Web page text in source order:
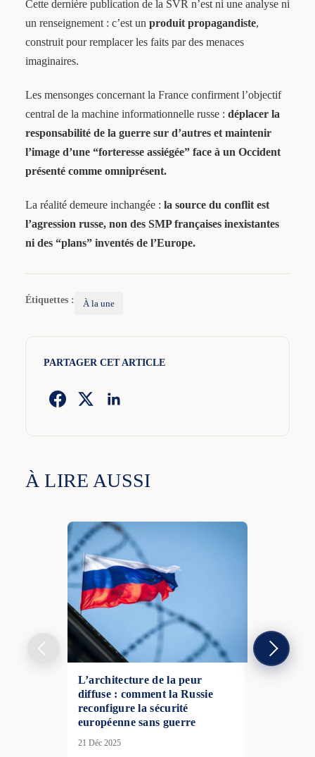
Cette dernière publication de la SVR n’est ni une analyse ni
un renseignement : c’est un produit propagandiste,
construit pour remplacer les faits par des menaces
imaginaires.
Les mensonges concernant la France confirment l’objectif
central de la machine informationnelle russe : déplacer la
responsabilité de la guerre sur d’autres et maintenir
l’image d’une “forteresse assiégée” face à un Occident
présenté comme omniprésent.
La réalité demeure inchangée : la source du conflit est
l’agression russe, non des SMP françaises inexistantes
ni des “plans” inventés de l’Europe.
Étiquettes : À la une
PARTAGER CET ARTICLE
À LIRE AUSSI
L’architecture de la peur
diffuse : comment la Russie
reconfigure la sécurité
européenne sans guerre
21 Déc 2025